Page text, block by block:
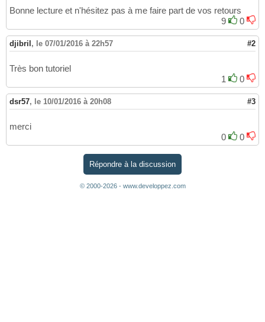
Bonne lecture et n'hésitez pas à me faire part de vos retours
9
0
djibril , le 07/01/2016 à 22h57 #2
Très bon tutoriel
1
0
dsr57, le 10/01/2016 à 20h08 #3
merci
0
0
Répondre à la discussion
© 2000-2026 - www.developpez.com